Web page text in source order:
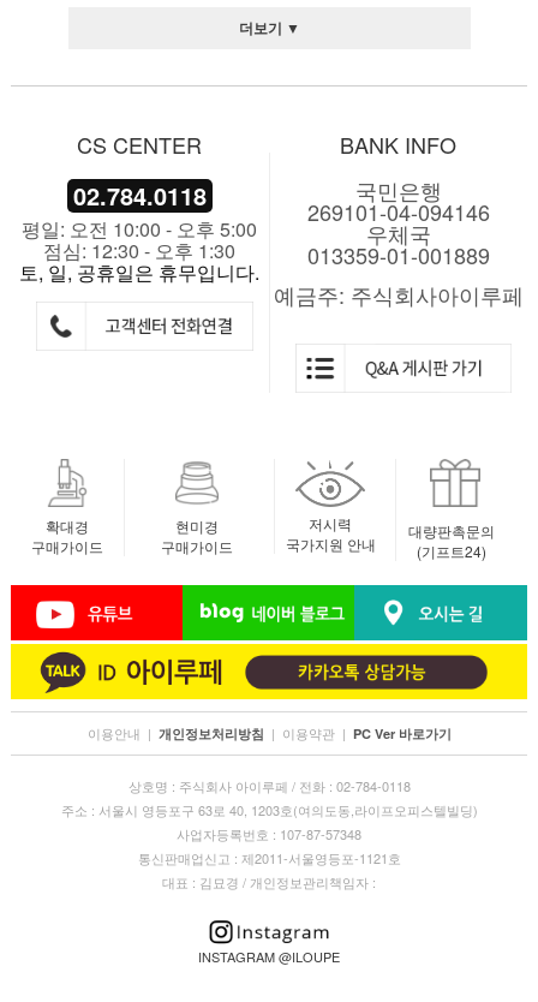
더보기 ▼
CS CENTER
02.784.0118
평일: 오전 10:00 - 오후 5:00
점심: 12:30 - 오후 1:30
토, 일, 공휴일은 휴무입니다.
BANK INFO
국민은행
269101-04-094146
우체국
013359-01-001889
예금주: 주식회사아이루페
확대경
구매가이드
현미경
구매가이드
저시력
국가지원 안내
대량판촉문의
(기프트24)
이용안내 | 개인정보처리방침 | 이용약관 | PC Ver 바로가기
상호명 : 주식회사 아이루페 / 전화 : 02-784-0118
주소 : 서울시 영등포구 63로 40, 1203호(여의도동,라이프오피스텔빌딩)
사업자등록번호 : 107-87-57348
통신판매업신고 : 제2011-서울영등포-1121호
대표 : 김묘경 / 개인정보관리책임자 :
INSTAGRAM @ILOUPE